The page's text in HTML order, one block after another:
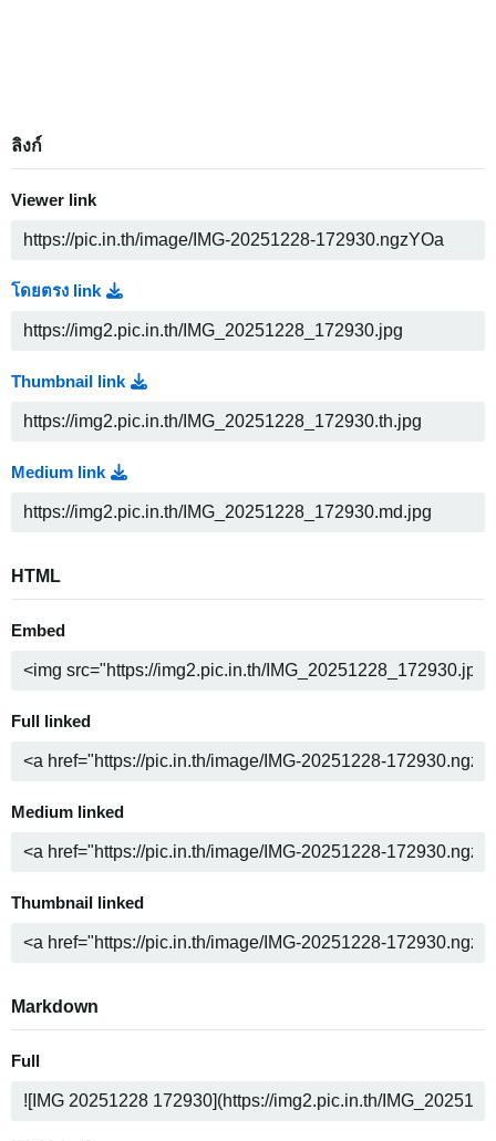
ลิงก์
Viewer link
โดยตรง link
Thumbnail link
Medium link
HTML
Embed
Full linked
Medium linked
Thumbnail linked
Markdown
Full